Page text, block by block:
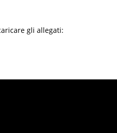
gli allegati: